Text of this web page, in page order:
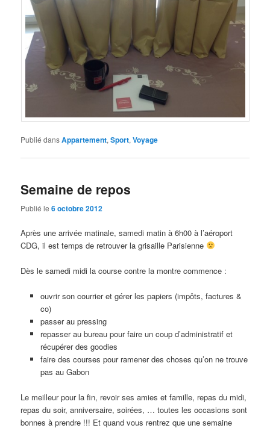
Publié dansAppartement,Sport,Voyage
Semaine de repos
Publié le6 octobre 2012
Après une arrivée matinale, samedi matin à 6h00 à l’aéroport
CDG, il est temps de retrouver la grisaille Parisienne
Dès le samedi midi la course contre la montre commence :
ouvrir son courrier et gérer les papiers (impôts, factures &
co)
passer au pressing
repasser au bureau pour faire un coup d’administratif et
récupérer des goodies
faire des courses pour ramener des choses qu’on ne trouve
pas au Gabon
Le meilleur pour la fin, revoir ses amies et famille, repas du midi,
repas du soir, anniversaire, soirées, … toutes les occasions sont
bonnes à prendre !!! Et quand vous rentrez que une semaine